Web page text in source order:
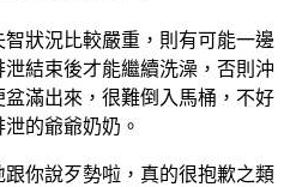
狀況比較嚴重，則有可能一邊
結束後才能繼續洗澡，否則沖
滿出來，很難倒入馬桶，不好
的爺爺奶奶。
你說歹勢啦，真的很抱歉之類